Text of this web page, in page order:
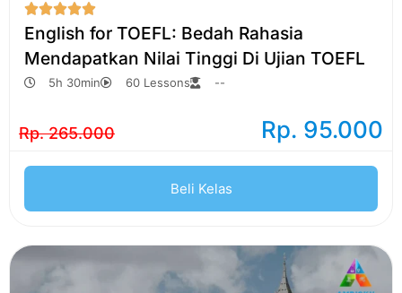

English for TOEFL: Bedah Rahasia
Mendapatkan Nilai Tinggi Di Ujian TOEFL
5h 30min 60 Lessons --
Rp. 265.000 Rp. 95.000
Beli Kelas